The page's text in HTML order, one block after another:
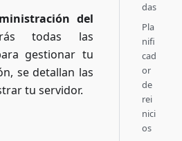
del
todas las
gestionar tu
se detallan las
tu servidor.
das
Pla
nifi
cad
or
de
rei
nici
os